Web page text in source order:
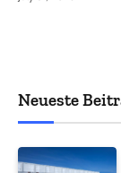
Neueste